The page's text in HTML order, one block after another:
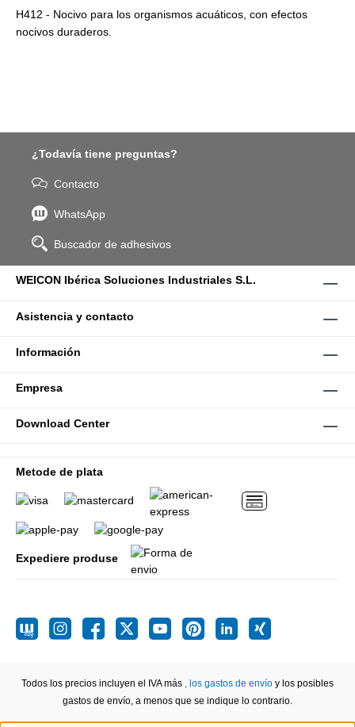
H412 - Nocivo para los organismos acuáticos, con efectos
nocivos duraderos.
¿Todavía tiene preguntas?
Contacto
WhatsApp
Buscador de adhesivos
WEICON Ibérica Soluciones Industriales S.L.
Asistencia y contacto
Información
Empresa
Download Center
Metode de plata
Expediere produse
Todos los precios incluyen el IVA más , los gastos de envío y los posibles
gastos de envío, a menos que se indique lo contrario.